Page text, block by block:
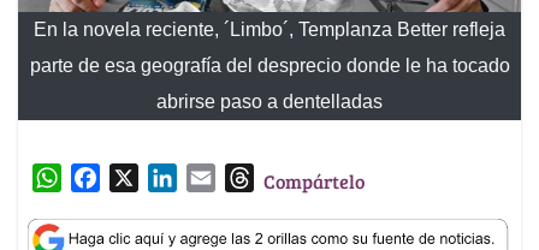
En la novela reciente, ´Limbo´, Templanza Better refleja
parte de esa geografía del desprecio donde le ha tocado
abrirse paso a dentelladas
W
a
c
n
a
T
r
Compártelo